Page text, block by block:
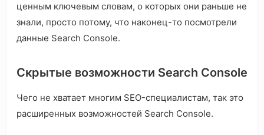
ценным ключевым словам, о которых они раньше не
знали, просто потому, что наконец-то посмотрели
данные Search Console.
Скрытые возможности Search Console
Чего не хватает многим SEO-специалистам, так это
расширенных возможностей Search Console.